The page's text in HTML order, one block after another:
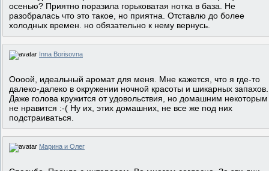
осенью? Приятно поразила горьковатая нотка в база. Не
разобралась что это такое, но приятна. Отставлю до более
холодных времен. но обязательно к нему вернусь.
Inna Borisovna
Оооой, идеальный аромат для меня. Мне кажется, что я где-то
далеко-далеко в окружении ночной красоты и шикарных запахов.
Даже голова кружится от удовольствия, но домашним некоторым
не нравится :-( Ну их, этих домашних, не все же под них
подстраиваться.
Марина и Олег